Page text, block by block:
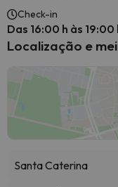
Check-in
Das 16:00 h às 19:00
Localização e
Santa Caterina